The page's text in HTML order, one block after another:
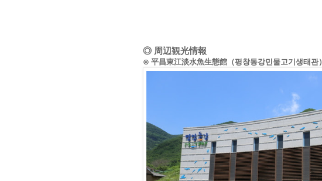
◎ 周辺観光情報
⊙ 平昌東江淡水魚生態館（평창동강민물고기생태관）